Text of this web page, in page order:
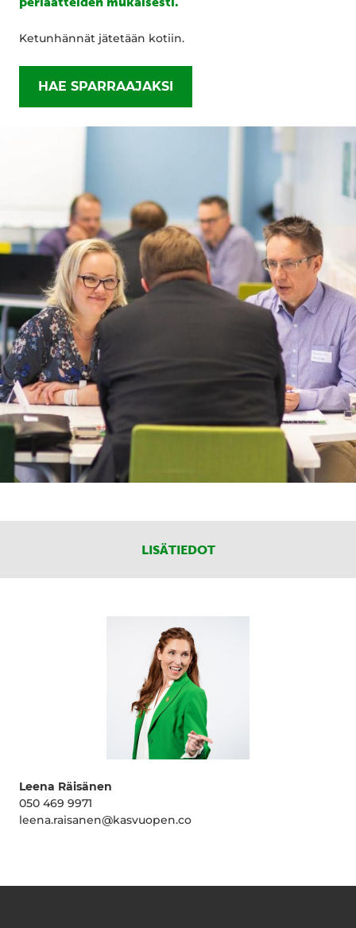
Ketunhännät jätetään kotiin.
HAE SPARRAAJAKSI
LISÄTIEDOT
Leena Räisänen
050 469 9971
leena.raisanen@kasvuopen.co